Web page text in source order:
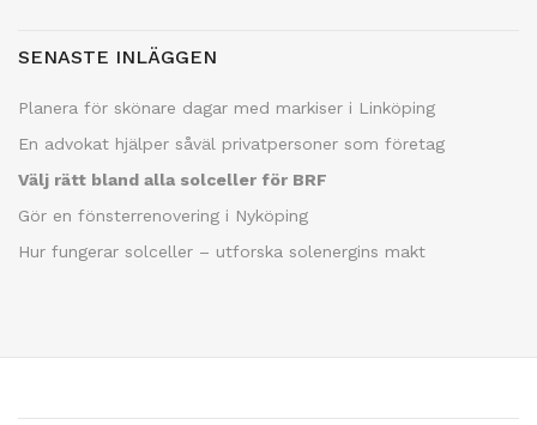
SENASTE INLÄGGEN
Planera för skönare dagar med markiser i Linköping
En advokat hjälper såväl privatpersoner som företag
Välj rätt bland alla solceller för BRF
Gör en fönsterrenovering i Nyköping
Hur fungerar solceller – utforska solenergins makt